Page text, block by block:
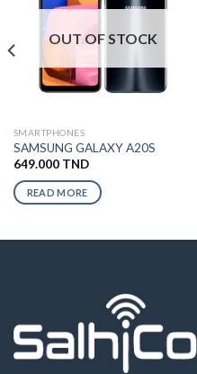
OUT OF STOCK
SMARTPHONES
SAMSUNG GALAXY A20S
649.000 TND
READ MORE